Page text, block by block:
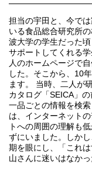
担当の宇田と、今で
いる食品総合研究所
波大学の学生だった
サポートしてくれる
人のホームページで
した。そこから、10
ます。 当時、二人が
カタログ「SEICA」
一品ごとの情報を検
は、インターネット
トへの周囲の理解も
ずにいました。しか
期を眼にし、「これ
山さんに迷いはなか